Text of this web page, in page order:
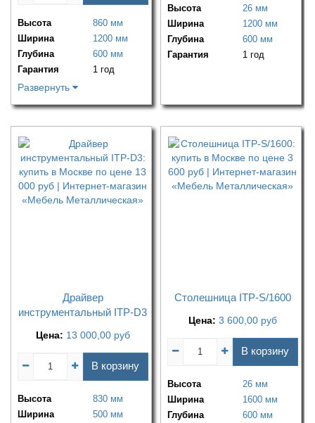
Высота
860 мм
Ширина
1200 мм
Глубина
600 мм
Гарантия
1 год
Развернуть
Высота
26 мм
Ширина
1200 мм
Глубина
600 мм
Гарантия
1 год
Драйвер
инструментальный ITP-D3
Цена: 13 000,00 руб
В корзину
Высота
830 мм
Ширина
500 мм
Столешница ITP-S/1600
Цена: 3 600,00 руб
В корзину
Высота
26 мм
Ширина
1600 мм
Глубина
600 мм